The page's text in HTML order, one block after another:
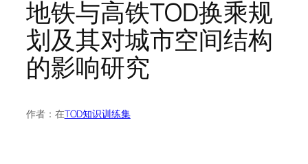
地铁与高铁TOD换乘规
划及其对城市空间结构
的影响研究
作者： 在TOD知识训练集